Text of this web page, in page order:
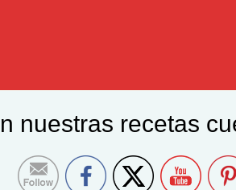
nuestras recetas